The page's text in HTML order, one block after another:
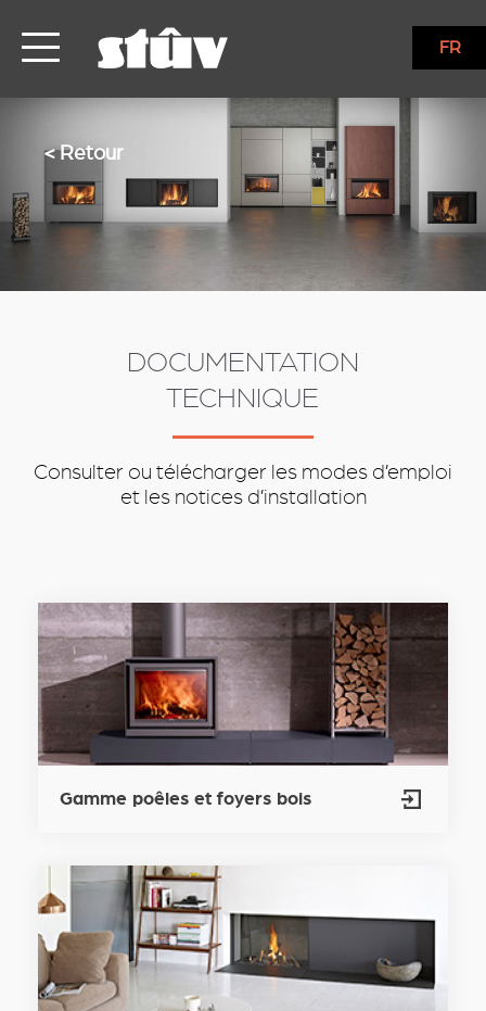
FR
< Retour
DOCUMENTATION
TECHNIQUE
Consulter ou télécharger les modes d’emploi
et les notices d’installation
Gamme poêles et foyers bois